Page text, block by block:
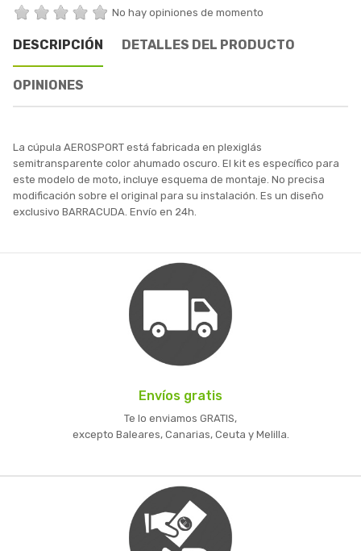
No hay opiniones de momento
DESCRIPCIÓN DETALLES DEL PRODUCTO
OPINIONES
La cúpula AEROSPORT está fabricada en plexiglás
semitransparente color ahumado oscuro. El kit es específico para
este modelo de moto, incluye esquema de montaje. No precisa
modificación sobre el original para su instalación. Es un diseño
exclusivo BARRACUDA. Envío en 24h.
Envíos gratis
Te lo enviamos GRATIS,
excepto Baleares, Canarias, Ceuta y Melilla.